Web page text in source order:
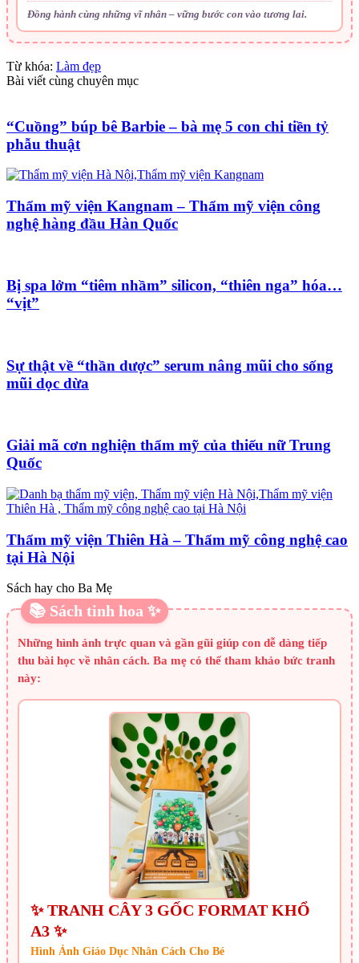
Đồng hành cùng những vĩ nhân – vững bước con vào tương lai.
Từ khóa: Làm đẹp
Bài viết cùng chuyên mục
“Cuồng” búp bê Barbie – bà mẹ 5 con chi tiền tỷ
phẫu thuật
Thẩm mỹ viện Kangnam – Thẩm mỹ viện công
nghệ hàng đầu Hàn Quốc
Bị spa lởm “tiêm nhầm” silicon, “thiên nga” hóa…
“vịt”
Sự thật về “thần dược” serum nâng mũi cho sống
mũi dọc dừa
Giải mã cơn nghiện thẩm mỹ của thiếu nữ Trung
Quốc
Thẩm mỹ viện Thiên Hà – Thẩm mỹ công nghệ cao
tại Hà Nội
Sách hay cho Ba Mẹ
📚 Sách tinh hoa ✨
Những hình ảnh trực quan và gần gũi giúp con dễ dàng tiếp
thu bài học về nhân cách. Ba mẹ có thể tham khảo bức tranh
này:
✨ TRANH CÂY 3 GỐC FORMAT KHỔ
A3 ✨
Hình Ảnh Giáo Dục Nhân Cách Cho Bé